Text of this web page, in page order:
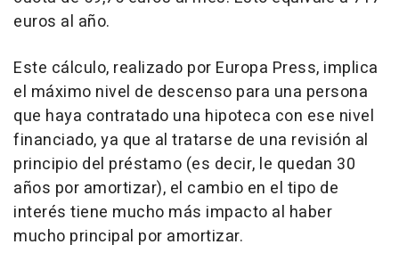
euros al año.
Este cálculo, realizado por Europa Press, implica
el máximo nivel de descenso para una persona
que haya contratado una hipoteca con ese nivel
financiado, ya que al tratarse de una revisión al
principio del préstamo (es decir, le quedan 30
años por amortizar), el cambio en el tipo de
interés tiene mucho más impacto al haber
mucho principal por amortizar.